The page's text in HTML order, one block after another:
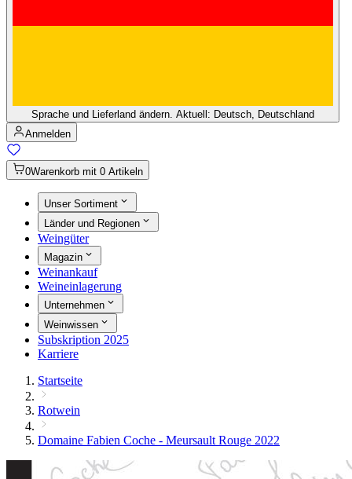
Sprache und Lieferland ändern. Aktuell: Deutsch, Deutschland
Anmelden
0Warenkorb mit 0 Artikeln
Unser Sortiment
Länder und Regionen
Weingüter
Magazin
Weinankauf
Weineinlagerung
Unternehmen
Weinwissen
Subskription 2025
Karriere
Startseite
Rotwein
Domaine Fabien Coche - Meursault Rouge 2022